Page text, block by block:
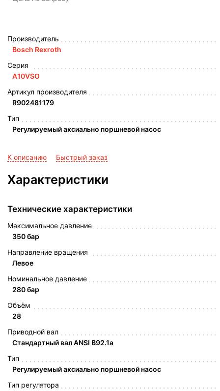
Производитель
Bosch Rexroth
Серия
A10VSO
Артикул производителя
R902481179
Тип
Регулируемый аксиально поршневой насос
К описанию Быстрый заказ
Характеристики
Технические характеристики
Максимальное давление
350 бар
Направление вращения
Левое
Номинальное давление
280 бар
Объём
28
Приводной вал
Стандартный вал ANSI B92.1a
Тип
Регулируемый аксиально поршневой насос
Тип регулятора